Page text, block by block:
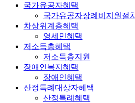
국가유공자혜택
국가유공자장례비지원절
차상위계층혜택
영세민혜택
저소득층혜택
저소득층지원
장애인복지혜택
장애인혜택
산정특례대상자혜택
산정특례혜택